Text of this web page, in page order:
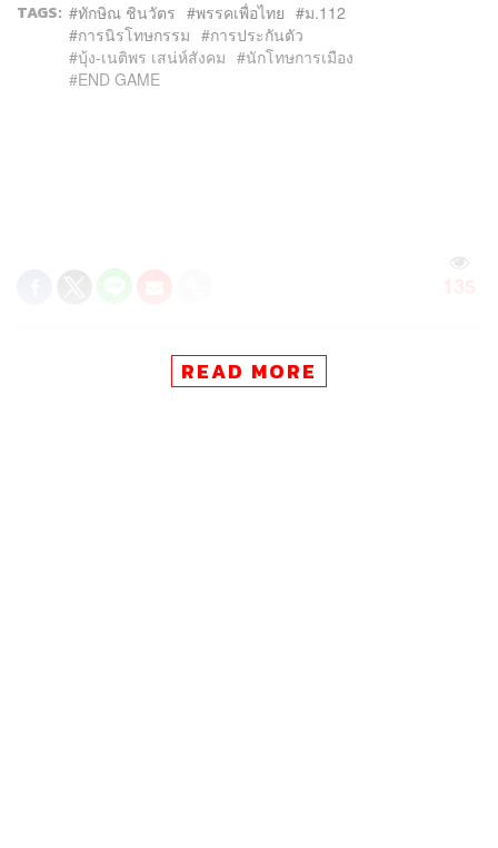
TAGS: ทักษิณ ชินวัตร พรรคเพื่อไทย
ม.112
การนิรโทษกรรม
การประกันตัว
บุ้ง-เนติพร เสน่ห์สังคม
นักโทษการเมือง
END GAME
ABOUT THE AUTHOR
READ MORE